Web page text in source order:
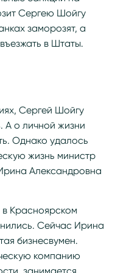
Сергею Шойгу
заморозят, а
в Штаты.
Сергей Шойгу
А о личной жизни
Однако удалось
жизнь министр
Александровна
Красноярском
Сейчас Ирина
бизнесвумен.
компанию